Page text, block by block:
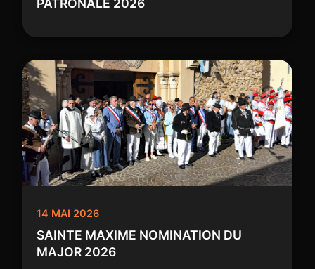
PATRONALE 2026
14 MAI 2026
SAINTE MAXIME NOMINATION DU
MAJOR 2026